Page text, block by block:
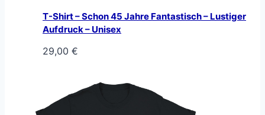
T-Shirt – Schon 45 Jahre Fantastisch – Lustiger
Aufdruck – Unisex
29,00 €